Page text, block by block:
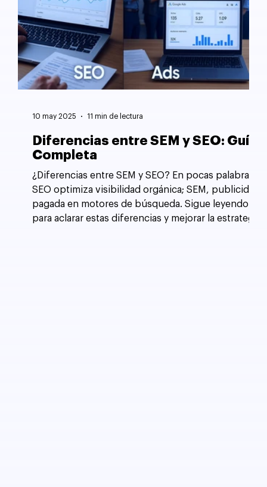
Diferencias entre SEM y SEO: Guía
Completa
¿Diferencias entre SEM y SEO? En pocas palabras,
SEO optimiza visibilidad orgánica; SEM, publicidad
pagada en motores de búsqueda. Sigue leyendo
para aclarar estas diferencias y mejorar la estrategia
10 may 2025 11 min de lectura